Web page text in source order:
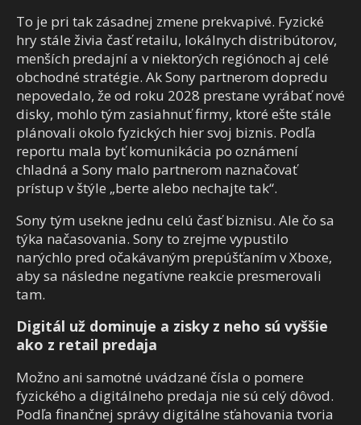
To je pri tak zásadnej zmene prekvapivé. Fyzické
hry stále živia časť retailu, lokálnych distribútorov,
menších predajní a v niektorých regiónoch aj celé
obchodné stratégie. Ak Sony partnerom dopredu
nepovedalo, že od roku 2028 prestane vyrábať nové
disky, mohlo tým zasiahnuť firmy, ktoré ešte stále
plánovali okolo fyzických hier svoj biznis. Podľa
reportu mala byť komunikácia po oznámení
chladná a Sony malo partnerom naznačovať
prístup v štýle „berte alebo nechajte tak“.
Sony tým usekne jednu celú časť biznisu. Ale čo sa
týka načasovania. Sony to zrejme vypustilo
narýchlo pred očakávaným prepúšťaním v Xboxe,
aby sa následne negatívne reakcie presmerovali
tam.
Digitál už dominuje a zisky z neho sú vyššie
ako z retail predaja
Možno ani samotné uvádzané čísla o pomere
fyzického a digitálneho predaja nie sú celý dôvod.
Podľa finančnej správy digitálne sťahovania tvoria